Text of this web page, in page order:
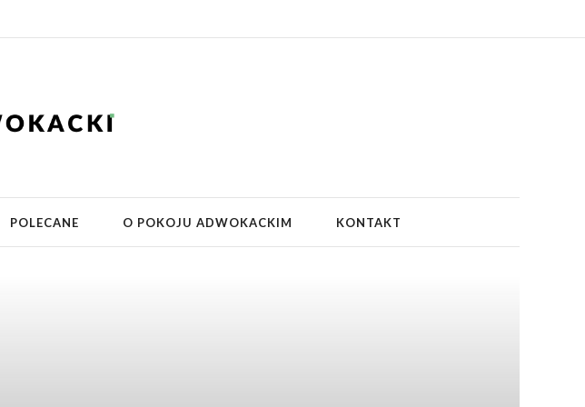
POLECANE O POKOJU ADWOKACKIM KONTAKT